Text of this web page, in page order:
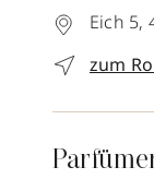
Eich 5,
zum